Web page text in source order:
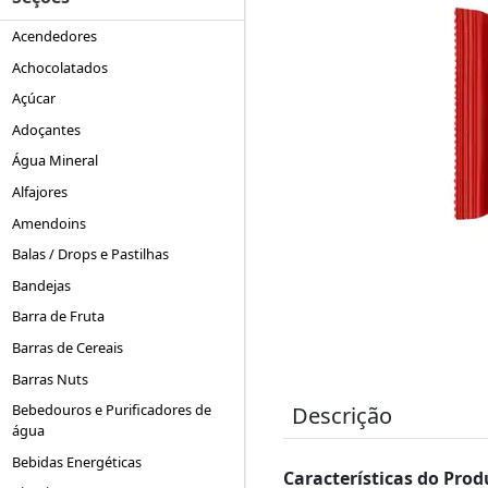
Acendedores
Achocolatados
Açúcar
Adoçantes
Água Mineral
Alfajores
Amendoins
Balas / Drops e Pastilhas
Bandejas
Barra de Fruta
Barras de Cereais
Barras Nuts
Bebedouros e Purificadores de
água
Bebidas Energéticas
Descrição
Características do